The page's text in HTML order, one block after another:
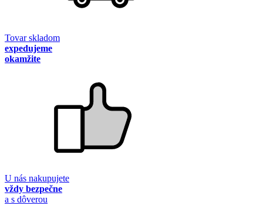
Tovar skladom
expedujeme
okamžite
U nás nakupujete
vždy bezpečne
a s dôverou